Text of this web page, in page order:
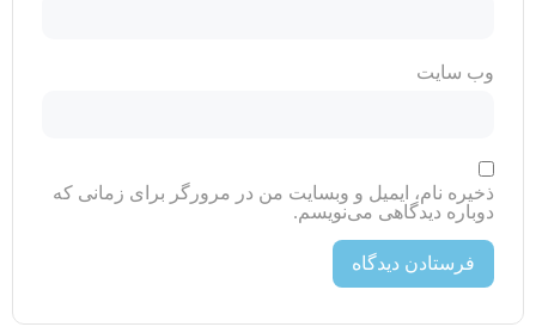
وب‌ سایت
ذخیره نام، ایمیل و وبسایت من در مرورگر برای زمانی که
دوباره دیدگاهی می‌نویسم.